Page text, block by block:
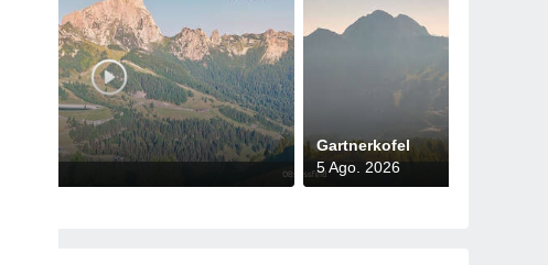
Gartnerkofel
5 Ago. 2026